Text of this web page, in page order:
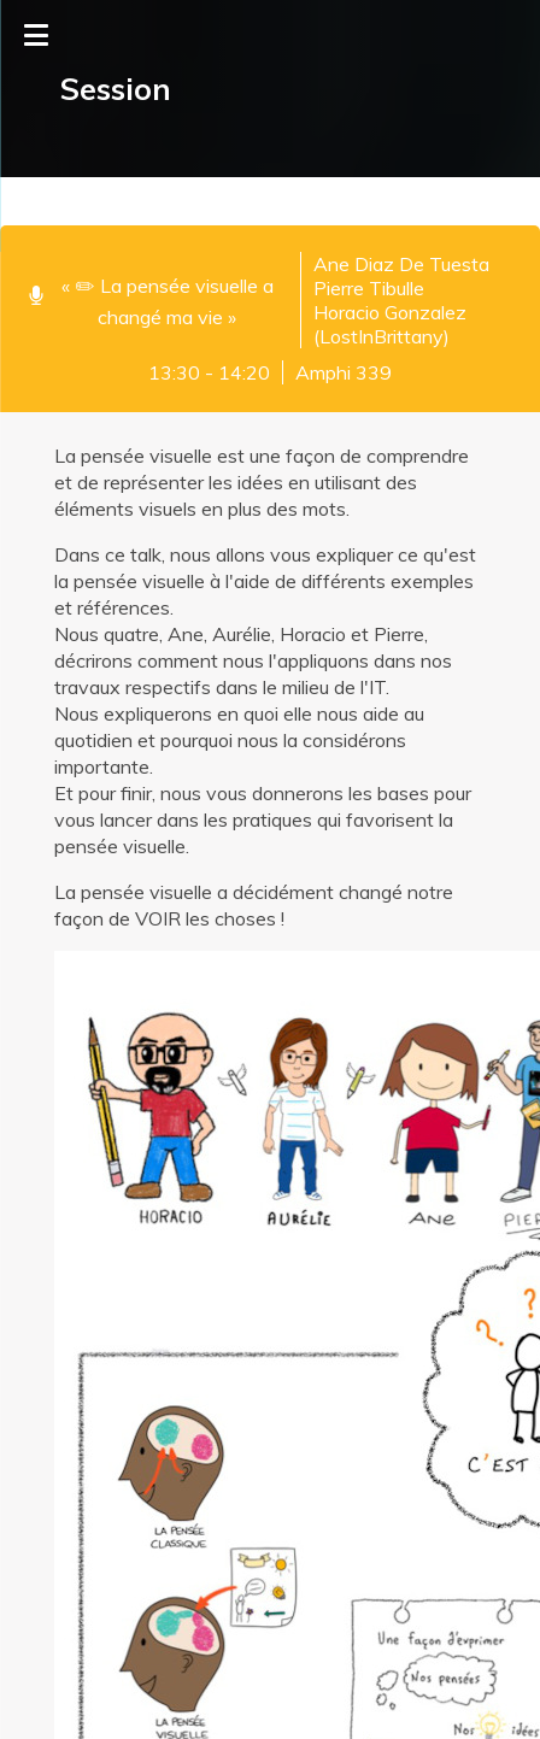
Session
« ✏️ La pensée visuelle a
changé ma vie »
Ane Diaz De Tuesta
Pierre Tibulle
Horacio Gonzalez
(LostInBrittany)
13:30 - 14:20
Amphi 339
La pensée visuelle est une façon de comprendre
et de représenter les idées en utilisant des
éléments visuels en plus des mots.
Dans ce talk, nous allons vous expliquer ce qu'est
la pensée visuelle à l'aide de différents exemples
et références.
Nous quatre, Ane, Aurélie, Horacio et Pierre,
décrirons comment nous l'appliquons dans nos
travaux respectifs dans le milieu de l'IT.
Nous expliquerons en quoi elle nous aide au
quotidien et pourquoi nous la considérons
importante.
Et pour finir, nous vous donnerons les bases pour
vous lancer dans les pratiques qui favorisent la
pensée visuelle.
La pensée visuelle a décidément changé notre
façon de VOIR les choses !